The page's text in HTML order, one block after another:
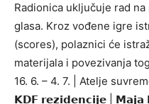
Radionica uključuje rad
glasa. Kroz vođene igre
(scores), polaznici će
materijala i povezivanja
16. 6. – 4. 7. | Atelje
𝗞𝗗𝗙 𝗿𝗲𝘇𝗶𝗱𝗲𝗻𝗰𝗶𝗷𝗲 | 𝗠𝗮𝗷𝗮